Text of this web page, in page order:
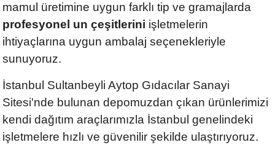
mamul üretimine uygun farklı tip ve gramajlarda
profesyonel un çeşitlerini işletmelerin
ihtiyaçlarına uygun ambalaj seçenekleriyle
sunuyoruz.
İstanbul Sultanbeyli Aytop Gıdacılar Sanayi
Sitesi'nde bulunan depomuzdan çıkan ürünlerimizi
kendi dağıtım araçlarımızla İstanbul genelindeki
işletmelere hızlı ve güvenilir şekilde ulaştırıyoruz.